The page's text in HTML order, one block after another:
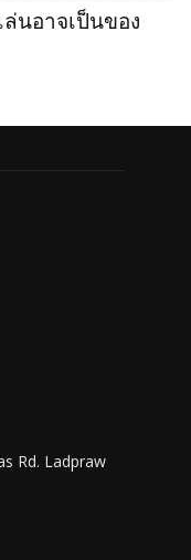
ล่นอาจเป็นของ
Rd. Ladpraw